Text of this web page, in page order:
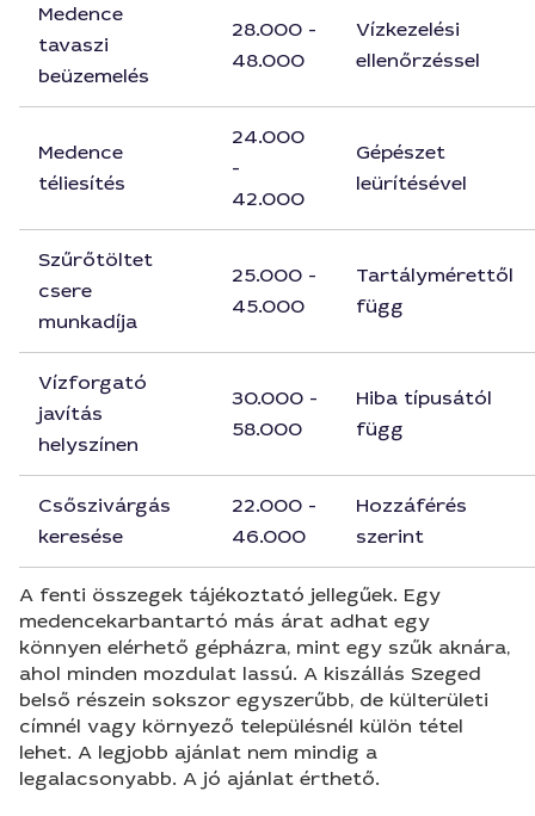
Medence
tavaszi
beüzemelés
28.000 -
48.000
Vízkezelési
ellenőrzéssel
Medence
téliesítés
24.000
-
42.000
Gépészet
leürítésével
Szűrőtöltet
csere
munkadíja
25.000 -
45.000
Tartálymérettől
függ
Vízforgató
javítás
helyszínen
30.000 -
58.000
Hiba típusától
függ
Csőszivárgás
keresése
22.000 -
46.000
Hozzáférés
szerint
A fenti összegek tájékoztató jellegűek. Egy
medencekarbantartó más árat adhat egy
könnyen elérhető gépházra, mint egy szűk aknára,
ahol minden mozdulat lassú. A kiszállás Szeged
belső részein sokszor egyszerűbb, de külterületi
címnél vagy környező településnél külön tétel
lehet. A legjobb ajánlat nem mindig a
legalacsonyabb. A jó ajánlat érthető.